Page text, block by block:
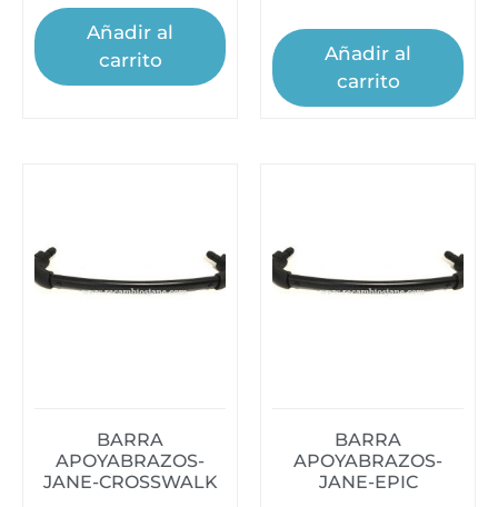
Añadir al
carrito
Añadir al
carrito
BARRA
APOYABRAZOS-
JANE-CROSSWALK
BARRA
APOYABRAZOS-
JANE-EPIC